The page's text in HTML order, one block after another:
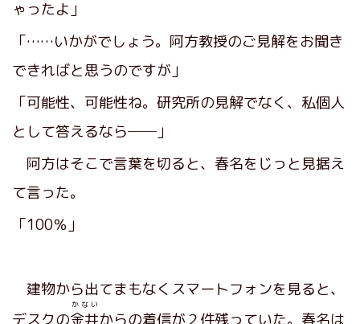
ゃったよ」
「……いかがでしょう。阿方教授のご見解をお聞き
できればと思うのですが」
「可能性、可能性ね。研究所の見解でなく、私個人
として答えるなら──」
阿方はそこで言葉を切ると、春名をじっと見据え
て言った。
「100％」
建物から出てまもなくスマートフォンを見ると、
デスクの金井
かない
からの着信が２件残っていた。春名は